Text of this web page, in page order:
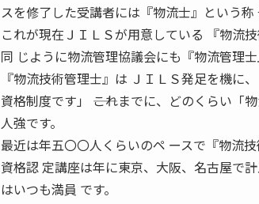
スを修了した受講者には『物流士』という称
これが現在ＪＩＬＳが用意している 『物流
同 じように物流管理協議会にも『物流管理
『物流技術管理士』は ＪＩＬＳ発足を機に
資格制度です」 ――これまでに、どのくらい
人強です。
最近は年五〇〇人くらいのペ ースで『物流技
資格認 定講座は年に東京、大阪、名古屋で
はいつも満員 です。